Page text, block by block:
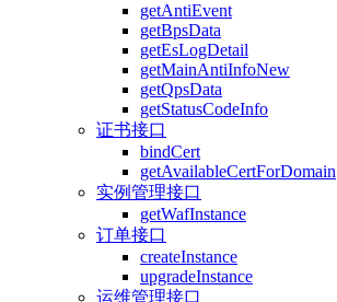
getAntiEvent
getBpsData
getEsLogDetail
getMainAntiInfoNew
getQpsData
getStatusCodeInfo
证书接口
bindCert
getAvailableCertForDomain
实例管理接口
getWafInstance
订单接口
createInstance
upgradeInstance
运维管理接口